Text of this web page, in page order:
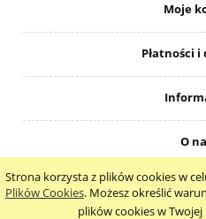
Strona korzysta z plików cookies w
Plików Cookies. Możesz określić
plików cookies w Twojej
Moje
Płatności i
O
pokaż pełną